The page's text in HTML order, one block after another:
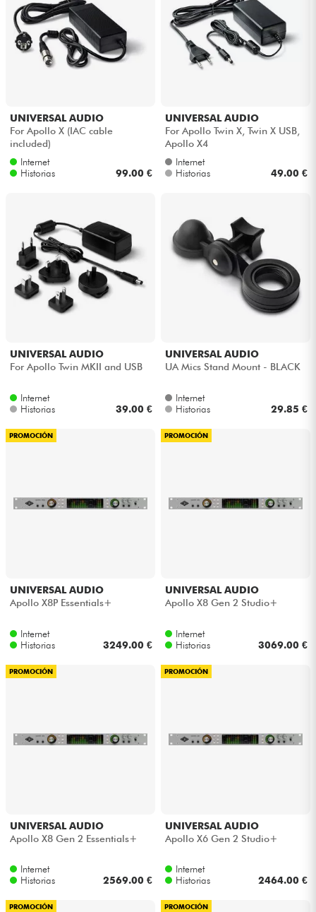
UNIVERSAL AUDIO
For Apollo X (IAC cable
included)
Internet
Historias
99.00 €
UNIVERSAL AUDIO
For Apollo Twin X, Twin X USB,
Apollo X4
Internet
Historias
49.00 €
UNIVERSAL AUDIO
For Apollo Twin MKII and USB
Internet
Historias
39.00 €
UNIVERSAL AUDIO
UA Mics Stand Mount - BLACK
Internet
Historias
29.85 €
PROMOCIÓN
UNIVERSAL AUDIO
Apollo X8P Essentials+
Internet
Historias
3249.00 €
PROMOCIÓN
UNIVERSAL AUDIO
Apollo X8 Gen 2 Studio+
Internet
Historias
3069.00 €
PROMOCIÓN
UNIVERSAL AUDIO
Apollo X8 Gen 2 Essentials+
Internet
Historias
2569.00 €
PROMOCIÓN
UNIVERSAL AUDIO
Apollo X6 Gen 2 Studio+
Internet
Historias
2464.00 €
PROMOCIÓN PROMOCIÓN